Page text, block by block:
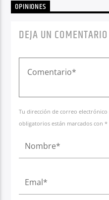
OPINIONES
DEJA UN COMENTARIO
Tu dirección de correo
obligatorios están marcados con *